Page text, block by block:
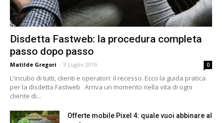
Disdetta Fastweb: la procedura completa
passo dopo passo
Matilde Gregori - 9 Luglio 2019 0
L'incubo di tutti, clienti e operatori: il recesso. Ecco la guida pratica
per la disdetta Fastweb Arriva un momento nella vita di ogni
cliente di...
Offerte mobile Pixel 4: quale vuoi abbinare al